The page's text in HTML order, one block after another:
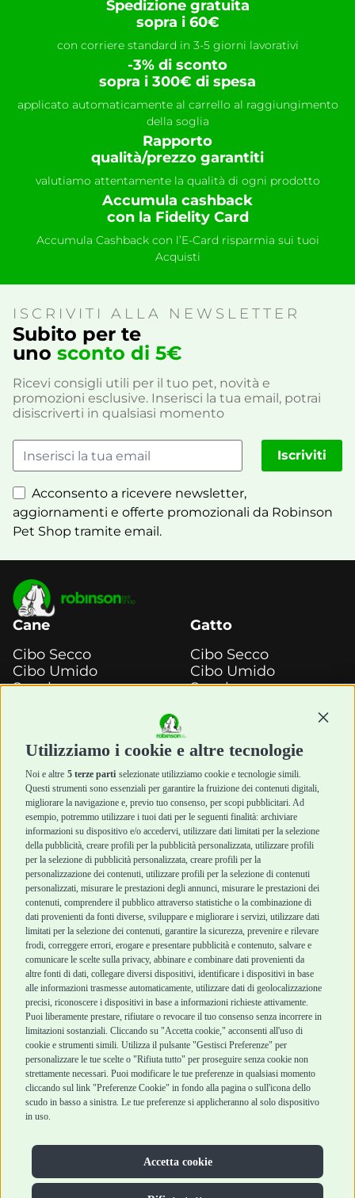
Utilizziamo i cookie e altre tecnologie
Noi e altre 5 terze parti selezionate utilizziamo cookie e tecnologie simili.
Questi strumenti sono essenziali per garantire la fruizione dei contenuti digitali,
migliorare la navigazione e, previo tuo consenso, per scopi pubblicitari. Ad
esempio, potremmo utilizzare i tuoi dati per le seguenti finalità: archiviare
informazioni su dispositivo e/o accedervi, utilizzare dati limitati per la selezione
della pubblicità, creare profili per la pubblicità personalizzata, utilizzare profili
per la selezione di pubblicità personalizzata, creare profili per la
personalizzazione dei contenuti, utilizzare profili per la selezione di contenuti
personalizzati, misurare le prestazioni degli annunci, misurare le prestazioni dei
contenuti, comprendere il pubblico attraverso statistiche o la combinazione di
dati provenienti da fonti diverse, sviluppare e migliorare i servizi, utilizzare dati
limitati per la selezione dei contenuti, garantire la sicurezza, prevenire e rilevare
frodi, correggere errori, erogare e presentare pubblicità e contenuto, salvare e
comunicare le scelte sulla privacy, abbinare e combinare dati provenienti da
altre fonti di dati, collegare diversi dispositivi, identificare i dispositivi in base
alle informazioni trasmesse automaticamente, utilizzare dati di geolocalizzazione
precisi, riconoscere i dispositivi in base a informazioni richieste attivamente.
Puoi liberamente prestare, rifiutare o revocare il tuo consenso senza incorrere in
limitazioni sostanziali. Cliccando su "Accetta cookie," acconsenti all'uso di
cookie e strumenti simili. Utilizza il pulsante "Gestisci Preferenze" per
personalizzare le tue scelte o "Rifiuta tutto" per proseguire senza cookie non
strettamente necessari. Puoi modificare le tue preferenze in qualsiasi momento
cliccando sul link "Preferenze Cookie" in fondo alla pagina o sull'icona dello
scudo in basso a sinistra. Le tue preferenze si applicheranno al solo dispositivo
in uso.
Accetta cookie
Spedizione gratuita
sopra i 60€
con corriere standard in 3-5 giorni lavorativi
-3% di sconto
sopra i 300€ di spesa
applicato automaticamente al carrello al raggiungimento
della soglia
Rapporto
qualità/prezzo garantiti
valutiamo attentamente la qualità di ogni prodotto
Accumula cashback
con la Fidelity Card
Accumula Cashback con l’E-Card risparmia sui tuoi
Acquisti
ISCRIVITI ALLA NEWSLETTER
Subito per te
uno sconto di 5€
Ricevi consigli utili per il tuo pet, novità e
promozioni esclusive. Inserisci la tua email, potrai
disiscriverti in qualsiasi momento
Acconsento a ricevere newsletter,
aggiornamenti e offerte promozionali da Robinson
Pet Shop tramite email.
Iscriviti
Cane
Cibo Secco
Cibo Umido
Snack e
Igiene e Pulizia
Accessori
Cani Mini
Top Quality
Gatto
Cibo Secco
Cibo Umido
Snack e
Igiene e Pulizia
Accessori
Top Quality
Robinson Pet Shop
Chi siamo
Punti vendita
Marchi
Blog
Assistenza Robinson
Pet Shop
Offerte
Promozioni
Recensioni Feedaty
Acquisti sicuri
Termini e condizioni
di vendita
Cashback
Metodi di
pagamento
Recesso e Reso
Spedizioni
Robinson Pet Shop S.r.l.
Via V. Giovanni Schiaparelli, 21 – 47122 Forlì (FC)
P.iva 04095130409 | REA: FO 329541
info@robinsonpetshop.it | Tel. 0543 096850
Copyright © 2025 Robinsonpetshop.it s.r.l. – Tutti i diritti
Privacy Policy|Cookie Policy